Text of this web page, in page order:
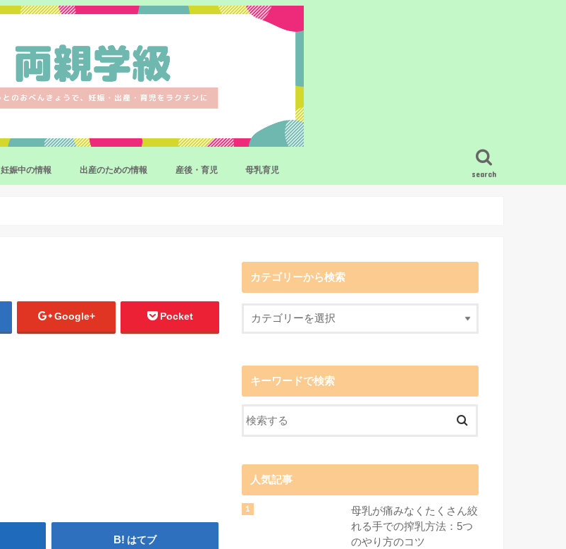
search
妊娠中の情報 出産のための情報 産後・育児 母乳育児
Google+ Pocket
はてブ
カテゴリーから検索
キーワードで検索
人気記事
母乳が痛みなくたくさん絞
れる手での搾乳方法：5つ
のやり方のコツ